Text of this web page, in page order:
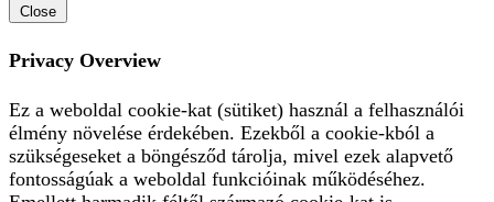
Close
Privacy Overview
Ez a weboldal cookie-kat (sütiket) használ a felhasználói
élmény növelése érdekében. Ezekből a cookie-kból a
szükségeseket a böngésződ tárolja, mivel ezek alapvető
fontosságúak a weboldal funkcióinak működéséhez.